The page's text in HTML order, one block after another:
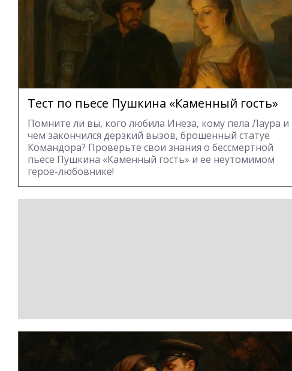
Тест по пьесе Пушкина «Каменный гость»
Помните ли вы, кого любила Инеза, кому пела Лаура и
чем закончился дерзкий вызов, брошенный статуе
Командора? Проверьте свои знания о бессмертной
пьесе Пушкина «Каменный гость» и ее неутомимом
герое-любовнике!